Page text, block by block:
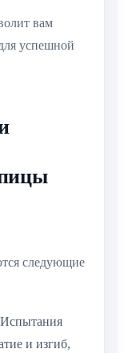
вам
успешной
следующие
Испытания
и изгиб,